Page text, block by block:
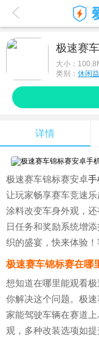
极速赛
大小：
类别： 休闲
详情
极速赛车锦标赛安卓手
让玩家畅享赛车竞速
涂料改变车身外观，
日任务和奖励系统增
织的盛宴，快来体验
极速赛车锦标赛在哪
想知道在哪里能观看
你解决这个问题。极
家能驾驶车辆在赛道
观，多种改装选项如